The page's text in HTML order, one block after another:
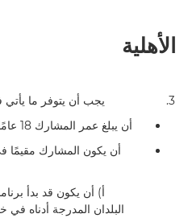
الأهلية
3.
يجب أن يتوفر ما
أن يبلغ عمر المشارك 18 عامًا وأكثر بحلول 7 مارس 2024؛
أن يكون المشارك مقيمًا
أ) أن يكون قد بدأ